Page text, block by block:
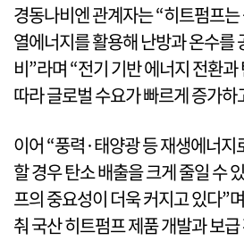
경동나비엔 관계자는 “히트펌프
열에너지를 활용해 난방과 온수를
비”라며 “전기 기반 에너지 전환
따라 글로벌 수요가 빠르게 증가
이어 “풍력·태양광 등 재생에너지
할 경우 탄소 배출을 크게 줄일 수
프의 중요성이 더욱 커지고 있다”
춰 국산 히트펌프 제품 개발과 보